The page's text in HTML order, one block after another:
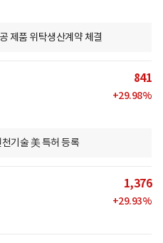
제품 위탁생산계약 체결
841
+29.98%
기술 美 특허 등록
1,376
+29.93%